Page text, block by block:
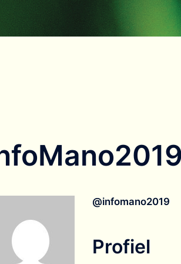
@infomano2019
Profiel